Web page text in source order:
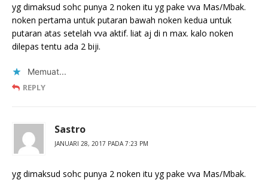
yg dimaksud sohc punya 2 noken itu yg pake vva Mas/Mbak.
noken pertama untuk putaran bawah noken kedua untuk
putaran atas setelah vva aktif. liat aj di n max. kalo noken
dilepas tentu ada 2 biji.
Memuat...
REPLY
Sastro
JANUARI 28, 2017 PADA 7:23 PM
yg dimaksud sohc punya 2 noken itu yg pake vva Mas/Mbak.